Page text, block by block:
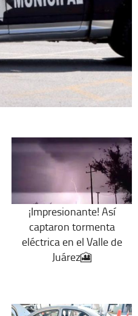
¡Impresionante! Así
captaron tormenta
eléctrica en el Valle de
Juárez🎦